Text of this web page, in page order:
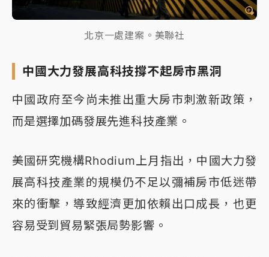
北京一處建案。美聯社
中國大力發展高科技撐不起房市黑洞
中國政府至今尚未推出重大房市刺激新政策，
而是選擇加碼發展先進科技產業。
美國研究機構Rhodium上月指出，中國大力發
展高科技產業的規模仍不足以彌補房市低迷帶
來的衝擊，導致經濟更加依賴出口成長，也更
容易受到貿易緊張局勢影響。